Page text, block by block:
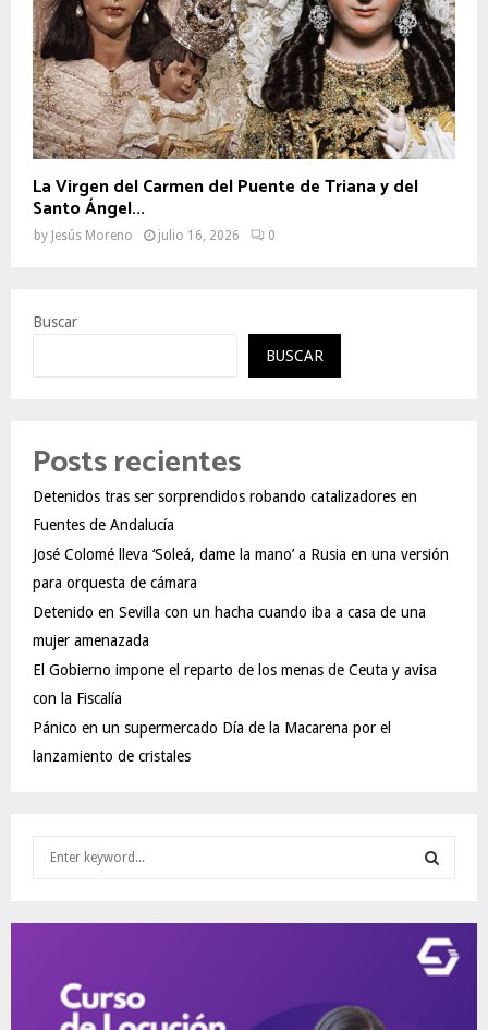
La Virgen del Carmen del Puente de Triana y del
Santo Ángel...
by Jesús Moreno julio 16, 2026 0
Buscar
BUSCAR
Posts recientes
Detenidos tras ser sorprendidos robando catalizadores en
Fuentes de Andalucía
José Colomé lleva ‘Soleá, dame la mano’ a Rusia en una versión
para orquesta de cámara
Detenido en Sevilla con un hacha cuando iba a casa de una
mujer amenazada
El Gobierno impone el reparto de los menas de Ceuta y avisa
con la Fiscalía
Pánico en un supermercado Día de la Macarena por el
lanzamiento de cristales
E